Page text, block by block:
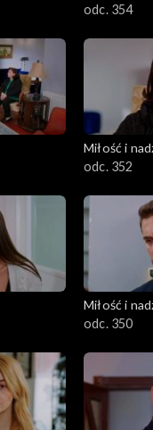
odc. 354
Miłość i
odc. 352
Miłość i
odc. 350